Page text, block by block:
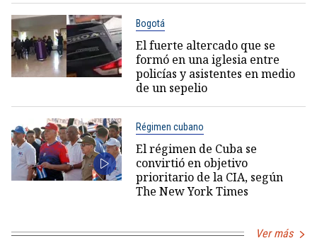
Bogotá
El fuerte altercado que se
formó en una iglesia entre
policías y asistentes en medio
de un sepelio
Régimen cubano
El régimen de Cuba se
convirtió en objetivo
prioritario de la CIA, según
The New York Times
Ver más